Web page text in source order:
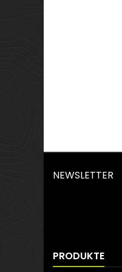
NEWSLETTER
PRODUKTE